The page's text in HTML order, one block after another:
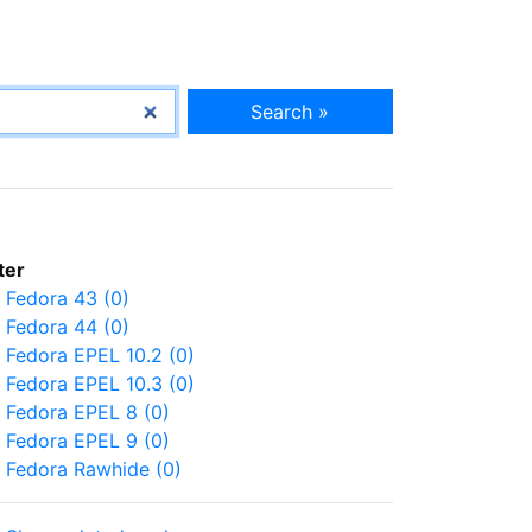
Search »
Fedora 43 (0)
Fedora 44 (0)
Fedora EPEL 10.2 (0)
Fedora EPEL 10.3 (0)
Fedora EPEL 8 (0)
Fedora EPEL 9 (0)
Fedora Rawhide (0)